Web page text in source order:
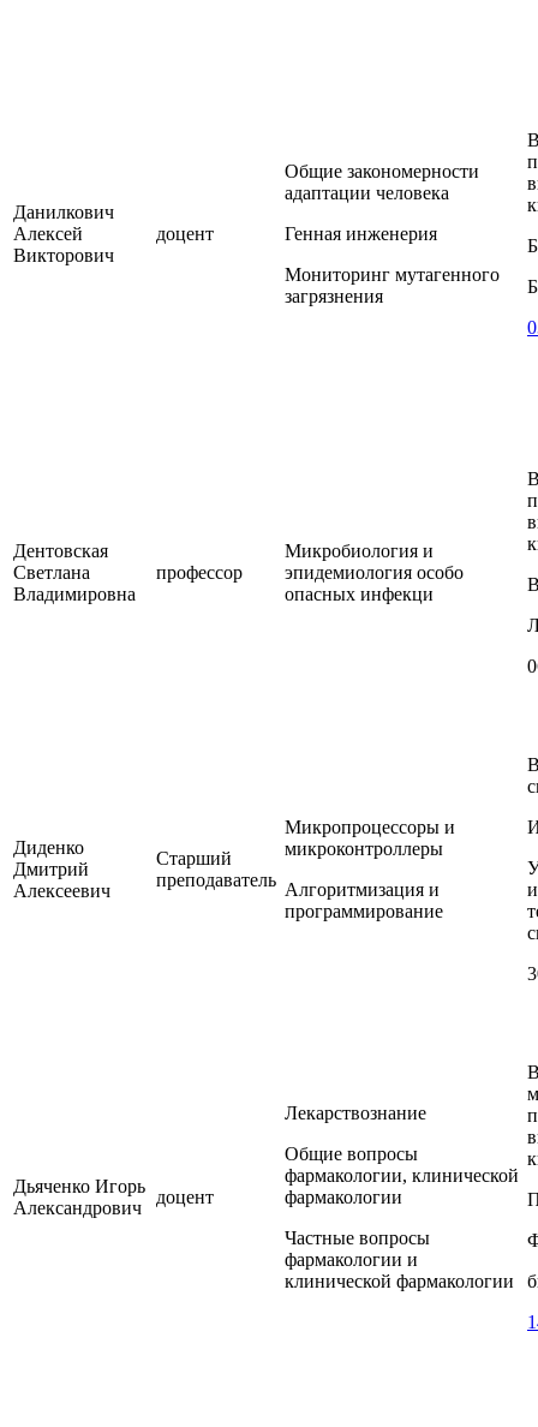
Данилкович
Алексей
Викторович
доцент
Общие закономерности
адаптации человека
Генная инженерия
Мониторинг мутагенного
загрязнения
Дентовская
Светлана
Владимировна
профессор
Микробиология и
эпидемиология особо
опасных инфекци
Диденко
Дмитрий
Алексеевич
Старший
преподаватель
Микропроцессоры и
микроконтроллеры
Алгоритмизация и
программирование
Дьяченко Игорь
Александрович
доцент
Лекарствознание
Общие вопросы
фармакологии, клинической
фармакологии
Частные вопросы
фармакологии и
клинической фармакологии